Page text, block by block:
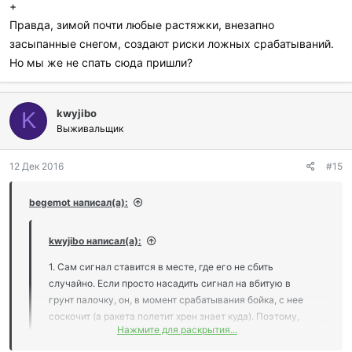
4. Щелчок бойка (в пластиковых моделях) очень негромкий.
Если не спать и сидеть рядом - можно услышать. Если спать -
колокольчик от донки будет проще и надежнее.
+
Правда, зимой почти любые растяжки, внезапно
засыпанные снегом, создают риски ложных срабатываний.
Но мы же не спать сюда пришли?
K kwyjibo
Выживальщик
12 Дек 2016 #15
begemot написал(а):
kwyjibo написал(а):
1. Сам сигнал ставится в месте, где его не сбить
случайно. Если просто насадить сигнал на вбитую в
грунт палочку, он, в момент срабатывания бойка, с нее
соскочит (а ракета полетит хрен знает куда). Поэтому,
крепят его также, как классическую растяжку
Нажмите для раскрытия...